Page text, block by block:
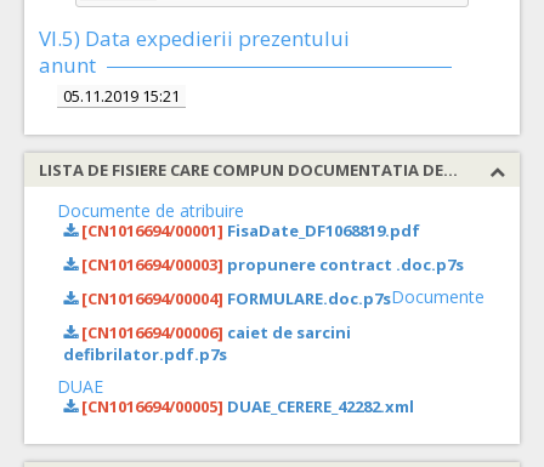
VI.5) Data expedierii prezentului
anunt
05.11.2019 15:21
LISTA DE FISIERE CARE COMPUN DOCUMENTATIA DE ATRIBUIRE
Documente de atribuire
[CN1016694/00001] FisaDate_DF1068819.pdf
[CN1016694/00003] propunere contract .doc.p7s
[CN1016694/00004] FORMULARE.doc.p7s
[CN1016694/00006] caiet de sarcini
defibrilator.pdf.p7s
Documente
DUAE
[CN1016694/00005] DUAE_CERERE_42282.xml